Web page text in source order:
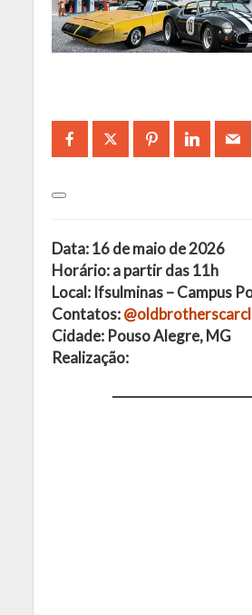
Data: 16 de maio de 2026
Horário: a partir das 11h
Local: Ifsulminas – Campus
Contatos:
Cidade: Pouso Alegre, MG
Realização: